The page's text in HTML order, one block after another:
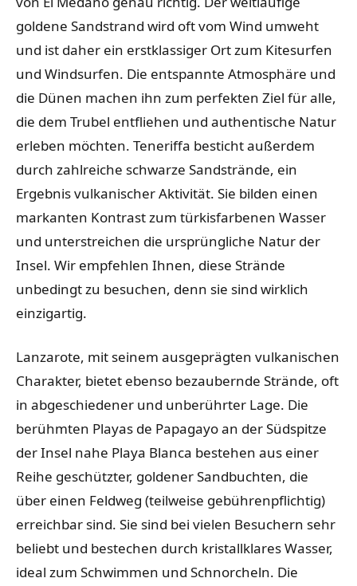
goldene Sandstrand wird oft vom Wind umweht
und ist daher ein erstklassiger Ort zum Kitesurfen
und Windsurfen. Die entspannte Atmosphäre und
die Dünen machen ihn zum perfekten Ziel für alle,
die dem Trubel entfliehen und authentische Natur
erleben möchten. Teneriffa besticht außerdem
durch zahlreiche schwarze Sandstrände, ein
Ergebnis vulkanischer Aktivität. Sie bilden einen
markanten Kontrast zum türkisfarbenen Wasser
und unterstreichen die ursprüngliche Natur der
Insel. Wir empfehlen Ihnen, diese Strände
unbedingt zu besuchen, denn sie sind wirklich
einzigartig.
Lanzarote, mit seinem ausgeprägten vulkanischen
Charakter, bietet ebenso bezaubernde Strände, oft
in abgeschiedener und unberührter Lage. Die
berühmten Playas de Papagayo an der Südspitze
der Insel nahe Playa Blanca bestehen aus einer
Reihe geschützter, goldener Sandbuchten, die
über einen Feldweg (teilweise gebührenpflichtig)
erreichbar sind. Sie sind bei vielen Besuchern sehr
beliebt und bestechen durch kristallklares Wasser,
ideal zum Schwimmen und Schnorcheln. Die